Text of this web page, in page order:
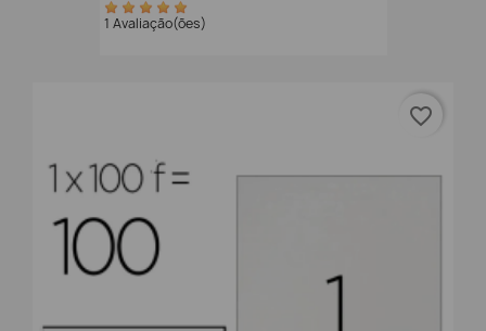
1 Avaliação(ões)
favorite_border